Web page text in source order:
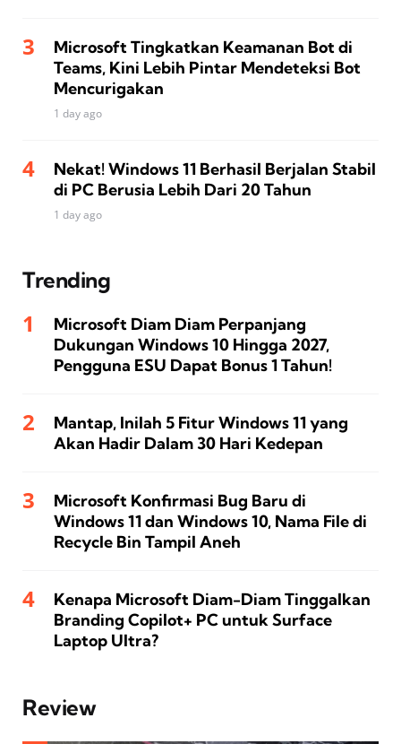
Microsoft Tingkatkan Keamanan Bot di
Teams, Kini Lebih Pintar Mendeteksi Bot
Mencurigakan
1 day ago
Nekat! Windows 11 Berhasil Berjalan Stabil
di PC Berusia Lebih Dari 20 Tahun
1 day ago
Trending
Microsoft Diam Diam Perpanjang
Dukungan Windows 10 Hingga 2027,
Pengguna ESU Dapat Bonus 1 Tahun!
Mantap, Inilah 5 Fitur Windows 11 yang
Akan Hadir Dalam 30 Hari Kedepan
Microsoft Konfirmasi Bug Baru di
Windows 11 dan Windows 10, Nama File di
Recycle Bin Tampil Aneh
Kenapa Microsoft Diam-Diam Tinggalkan
Branding Copilot+ PC untuk Surface
Laptop Ultra?
Review